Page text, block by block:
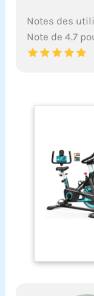
Notes des
Note de 4.7